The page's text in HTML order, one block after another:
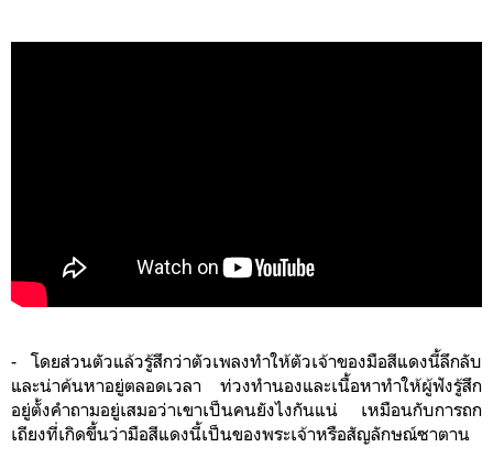
- โดยส่วนตัวแล้วรู้สึกว่าตัวเพลงทำให้ตัวเจ้าของมือสีแดงนี้ลึกลับ
และน่าค้นหาอยู่ตลอดเวลา ท่วงทำนองและเนื้อหาทำให้ผู้ฟังรู้สึก
อยู่ตั้งคำถามอยู่เสมอว่าเขาเป็นคนยังไงกันแน่ เหมือนกับการถก
เถียงที่เกิดขึ้นว่ามือสีแดงนี้เป็นของพระเจ้าหรือสัญลักษณ์ซาตาน